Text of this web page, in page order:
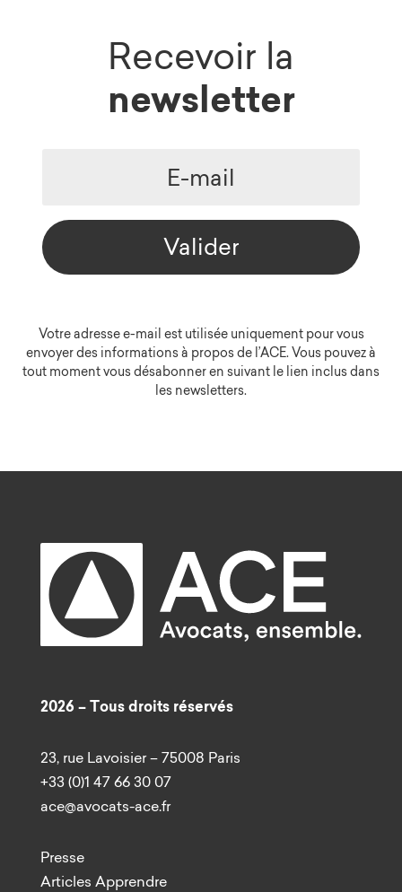
Recevoir la
newsletter
Valider
Votre adresse e-mail est utilisée uniquement pour vous
envoyer des informations à propos de l’ACE. Vous pouvez à
tout moment vous désabonner en suivant le lien inclus dans
les newsletters.
2026 – Tous droits réservés
23, rue Lavoisier – 75008 Paris
+33 (0)1 47 66 30 07
ace@avocats-ace.fr
Presse
Articles Apprendre